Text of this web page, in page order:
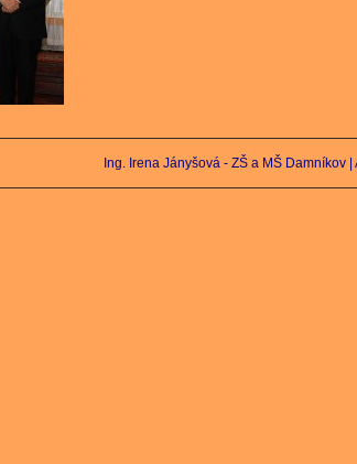
Ing. Irena Jányšová - ZŠ a MŠ Damníkov |